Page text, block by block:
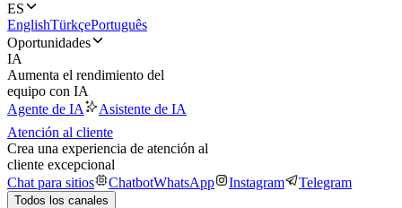
ES
EnglishTürkçePortuguês
Oportunidades
IA
Aumenta el rendimiento del
equipo con IA
Agente de IA
Asistente de IA
Atención al cliente
Crea una experiencia de atención al
cliente excepcional
Chat para sitios
ChatbotWhatsApp Instagram Telegram
Todos los canales